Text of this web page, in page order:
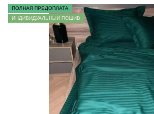
ПОЛНАЯ ПРЕДОПЛАТА
ИНДИВИДУАЛЬНЫЙ ПОШИВ